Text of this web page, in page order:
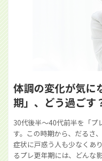
体調の変化が気に
期」、どう過ごす
30代後半～40代前半を「プ
す。この時期から、だるさ
症状に戸惑う人も少なくあ
るプレ更年期には、どんな